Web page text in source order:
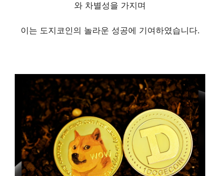
와 차별성을 가지며
이는 도지코인의 놀라운 성공에 기여하였습니다.